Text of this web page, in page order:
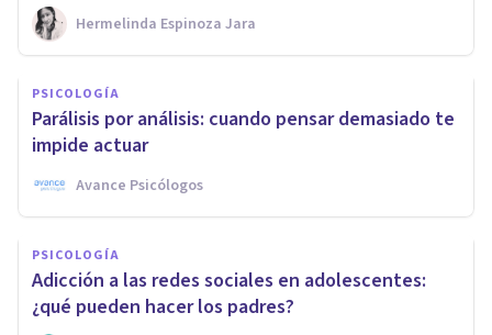
Hermelinda Espinoza Jara
PSICOLOGÍA
Parálisis por análisis: cuando pensar demasiado te
impide actuar
Avance Psicólogos
PSICOLOGÍA
Adicción a las redes sociales en adolescentes:
¿qué pueden hacer los padres?